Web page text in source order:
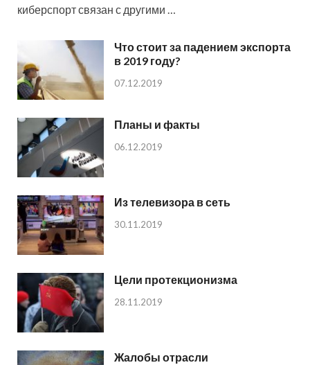
киберспорт связан с другими …
Что стоит за падением экспорта
в 2019 году?
07.12.2019
Планы и факты
06.12.2019
Из телевизора в сеть
30.11.2019
Цели протекционизма
28.11.2019
Жалобы отрасли